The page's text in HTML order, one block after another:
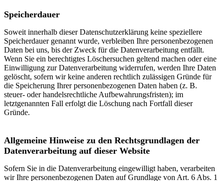
Speicherdauer
Soweit innerhalb dieser Datenschutzerklärung keine speziellere
Speicherdauer genannt wurde, verbleiben Ihre personenbezogenen
Daten bei uns, bis der Zweck für die Datenverarbeitung entfällt.
Wenn Sie ein berechtigtes Löschersuchen geltend machen oder eine
Einwilligung zur Datenverarbeitung widerrufen, werden Ihre Daten
gelöscht, sofern wir keine anderen rechtlich zulässigen Gründe für
die Speicherung Ihrer personenbezogenen Daten haben (z. B.
steuer- oder handelsrechtliche Aufbewahrungsfristen); im
letztgenannten Fall erfolgt die Löschung nach Fortfall dieser
Gründe.
Allgemeine Hinweise zu den Rechtsgrundlagen der
Datenverarbeitung auf dieser Website
Sofern Sie in die Datenverarbeitung eingewilligt haben, verarbeiten
wir Ihre personenbezogenen Daten auf Grundlage von Art. 6 Abs. 1